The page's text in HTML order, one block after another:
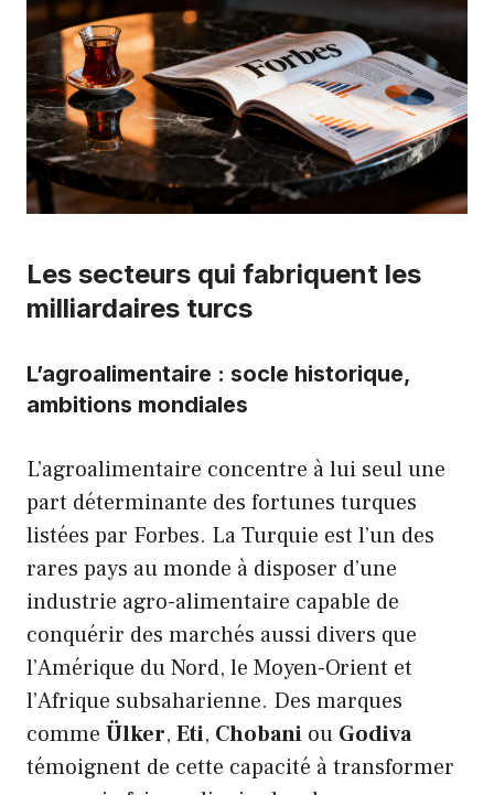
Les secteurs qui fabriquent les
milliardaires turcs
L’agroalimentaire : socle historique,
ambitions mondiales
L’agroalimentaire concentre à lui seul une
part déterminante des fortunes turques
listées par Forbes. La Turquie est l’un des
rares pays au monde à disposer d’une
industrie agro-alimentaire capable de
conquérir des marchés aussi divers que
l’Amérique du Nord, le Moyen-Orient et
l’Afrique subsaharienne. Des marques
comme Ülker, Eti, Chobani ou Godiva
témoignent de cette capacité à transformer